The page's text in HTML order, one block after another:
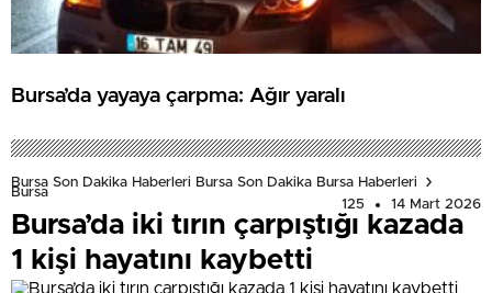
Bursa’da yayaya çarpma: Ağır yaralı
Bursa Son Dakika Haberleri Bursa Son Dakika Bursa Haberleri
Bursa
125
14 Mart 2026
Bursa’da iki tırın çarpıştığı kazada
1 kişi hayatını kaybetti